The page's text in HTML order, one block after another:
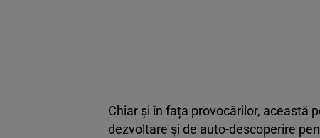
Chiar și în fața provocărilor, această
dezvoltare și de auto-descoperire